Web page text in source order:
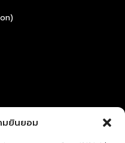
มยินยอม